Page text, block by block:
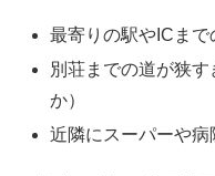
最寄りの駅やICまで
別荘までの道が狭
か）
近隣にスーパーや病